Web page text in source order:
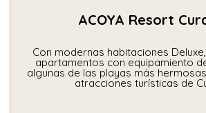
ACOYA Resort
Con modernas habitaciones
apartamentos con equipamiento
algunas de las playas más
atracciones turísticas de